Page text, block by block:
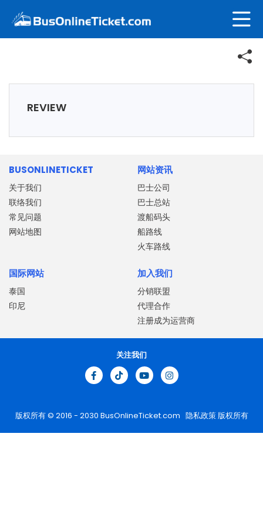
REVIEW
BUSONLINETICKET
关于我们
联络我们
常见问题
网站地图
网站资讯
巴士公司
巴士总站
渡船码头
船路线
火车路线
国际网站
泰国
印尼
加入我们
分销联盟
代理合作
注册成为运营商
版权所有 © 2016 - 2030 BusOnlineTicket.com 隐私政策版权所有
关注我们